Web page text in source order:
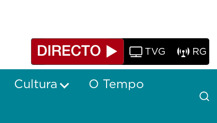
TVG RG
Cultura
O Tempo